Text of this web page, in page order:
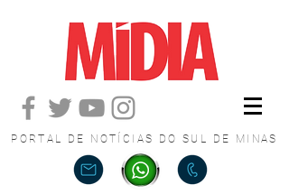
PORTAL DE NOTÍCIAS DO SUL DE MINAS